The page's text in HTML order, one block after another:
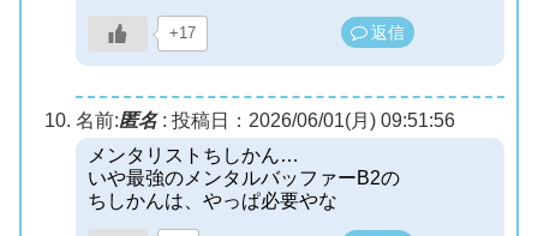
+17 返信
名前:匿名: 投稿日：2026/06/01(月) 09:51:56
メンタリストちしかん…
いや最強のメンタルバッファーB2の
ちしかんは、やっぱ必要やな